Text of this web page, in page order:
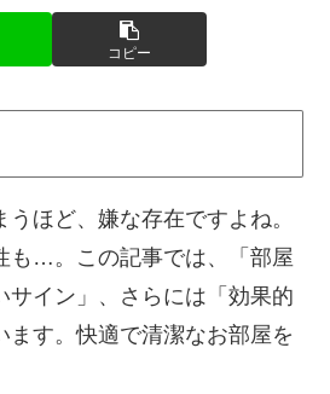
コピー
ほど、嫌な存在ですよね。
も…。この記事では、「部屋
イン」、さらには「効果的
す。快適で清潔なお部屋を